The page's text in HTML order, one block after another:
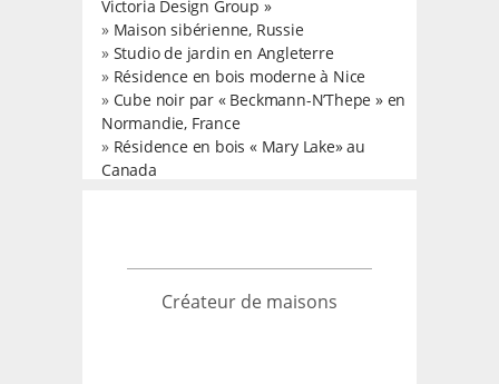
Victoria Design Group »
» Maison sibérienne, Russie
» Studio de jardin en Angleterre
» Résidence en bois moderne à Nice
» Cube noir par « Beckmann-N’Thepe » en
Normandie, France
» Résidence en bois « Mary Lake» au
Canada
Créateur de maisons